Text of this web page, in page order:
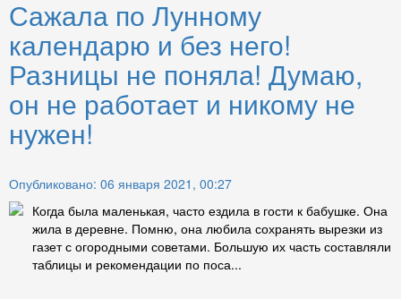
Сажала по Лунному
календарю и без него!
Разницы не поняла! Думаю,
он не работает и никому не
нужен!
Опубликовано: 06 января 2021, 00:27
Когда была маленькая, часто ездила в гости к бабушке. Она
жила в деревне. Помню, она любила сохранять вырезки из
газет с огородными советами. Большую их часть составляли
таблицы и рекомендации по поса...